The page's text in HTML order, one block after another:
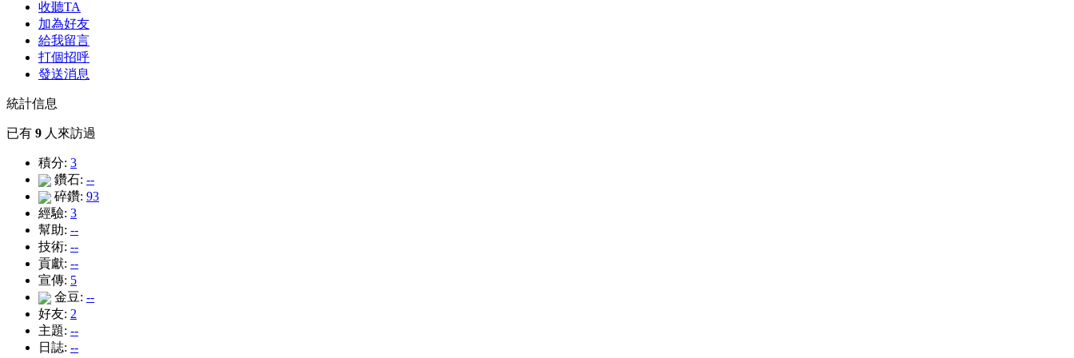
收聽TA
加為好友
給我留言
打個招呼
發送消息
統計信息
已有 9 人來訪過
積分: 3
鑽石: --
碎鑽: 93
經驗: 3
幫助: --
技術: --
貢獻: --
宣傳: 5
金豆: --
好友: 2
主題: --
日誌: --